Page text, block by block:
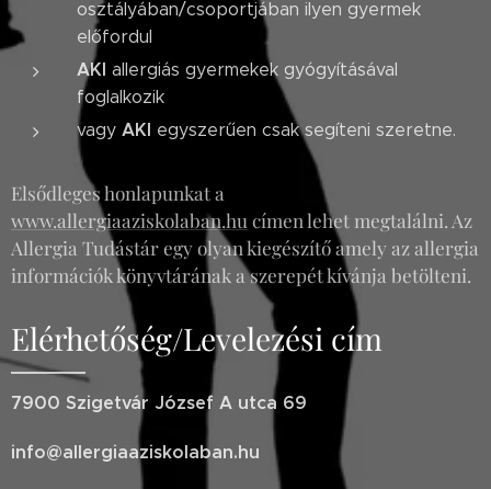
osztályában/csoportjában ilyen gyermek
előfordul
AKI allergiás gyermekek gyógyításával
foglalkozik
vagy AKI egyszerűen csak segíteni szeretne.
Elsődleges honlapunkat a
www.allergiaaziskolaban.hu címen lehet megtalálni. Az
Allergia Tudástár egy olyan kiegészítő amely az allergia
információk könyvtárának a szerepét kívánja betölteni.
Elérhetőség/Levelezési cím
7900 Szigetvár József A utca 69
info@allergiaaziskolaban.hu